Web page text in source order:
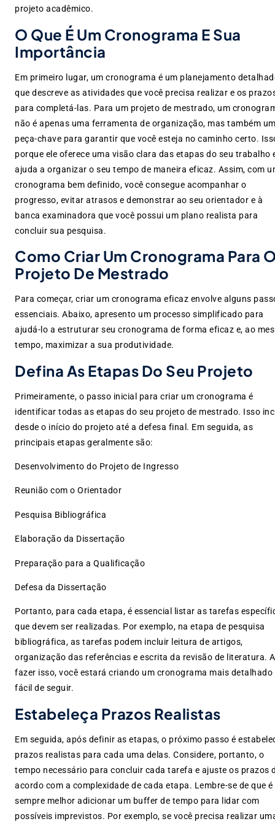
projeto acadêmico.
O Que É Um Cronograma E Sua
Importância
Em primeiro lugar, um cronograma é um planejamento
que descreve as atividades que você precisa realizar e os
para completá-las. Para um projeto de mestrado, um
não é apenas uma ferramenta de organização, mas também
peça-chave para garantir que você esteja no caminho certo.
porque ele oferece uma visão clara das etapas do seu trabalho
ajuda a organizar o seu tempo de maneira eficaz. Assim, com
cronograma bem definido, você consegue acompanhar o
progresso, evitar atrasos e demonstrar ao seu orientador e à
banca examinadora que você possui um plano realista para
concluir sua pesquisa.
Como Criar Um Cronograma Para
Projeto De Mestrado
Para começar, criar um cronograma eficaz envolve alguns
essenciais. Abaixo, apresento um processo simplificado para
ajudá-lo a estruturar seu cronograma de forma eficaz e, ao
tempo, maximizar a sua produtividade.
Defina As Etapas Do Seu Projeto
Primeiramente, o passo inicial para criar um cronograma é
identificar todas as etapas do seu projeto de mestrado. Isso
desde o início do projeto até a defesa final. Em seguida, as
principais etapas geralmente são:
Desenvolvimento do Projeto de Ingresso
Reunião com o Orientador
Pesquisa Bibliográfica
Elaboração da Dissertação
Preparação para a Qualificação
Defesa da Dissertação
Portanto, para cada etapa, é essencial listar as tarefas
que devem ser realizadas. Por exemplo, na etapa de pesquisa
bibliográfica, as tarefas podem incluir leitura de artigos,
organização das referências e escrita da revisão de literatura.
fazer isso, você estará criando um cronograma mais detalhado
fácil de seguir.
Estabeleça Prazos Realistas
Em seguida, após definir as etapas, o próximo passo é
prazos realistas para cada uma delas. Considere, portanto, o
tempo necessário para concluir cada tarefa e ajuste os prazos
acordo com a complexidade de cada etapa. Lembre-se de que é
sempre melhor adicionar um buffer de tempo para lidar com
possíveis imprevistos. Por exemplo, se você precisa realizar